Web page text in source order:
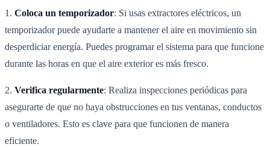
1. Coloca un temporizador: Si usas extractores eléctricos, un
temporizador puede ayudarte a mantener el aire en movimiento sin
desperdiciar energía. Puedes programar el sistema para que funcione
durante las horas en que el aire exterior es más fresco.
2. Verifica regularmente: Realiza inspecciones periódicas para
asegurarte de que no haya obstrucciones en tus ventanas, conductos
o ventiladores. Esto es clave para que funcionen de manera
eficiente.